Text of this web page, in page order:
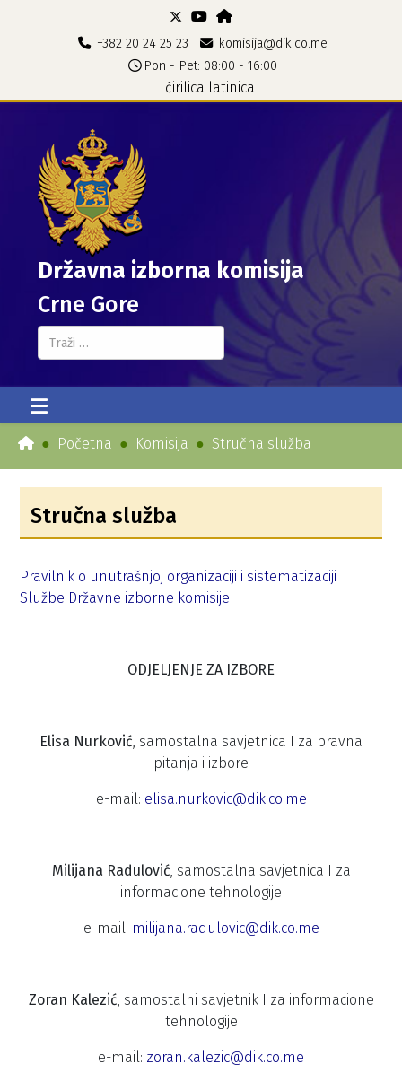
+382 20 24 25 23
komisija@dik.co.me
Pon - Pet: 08:00 - 16:00
ćirilica latinica
Državna izborna komisija
Crne Gore
Pretraga...
Početna Komisija Stručna služba
Stručna služba
Pravilnik o unutrašnjoj organizaciji i sistematizaciji
Službe Državne izborne komisije
ODJELJENJE ZA IZBORE
Elisa Nurković, samostalna savjetnica I za pravna
pitanja i izbore
e-mail: elisa.nurkovic@dik.co.me
Milijana Radulović, samostalna savjetnica I za
informacione tehnologije
e-mail: milijana.radulovic@dik.co.me
Zoran Kalezić, samostalni savjetnik I za informacione
tehnologije
e-mail: zoran.kalezic@dik.co.me